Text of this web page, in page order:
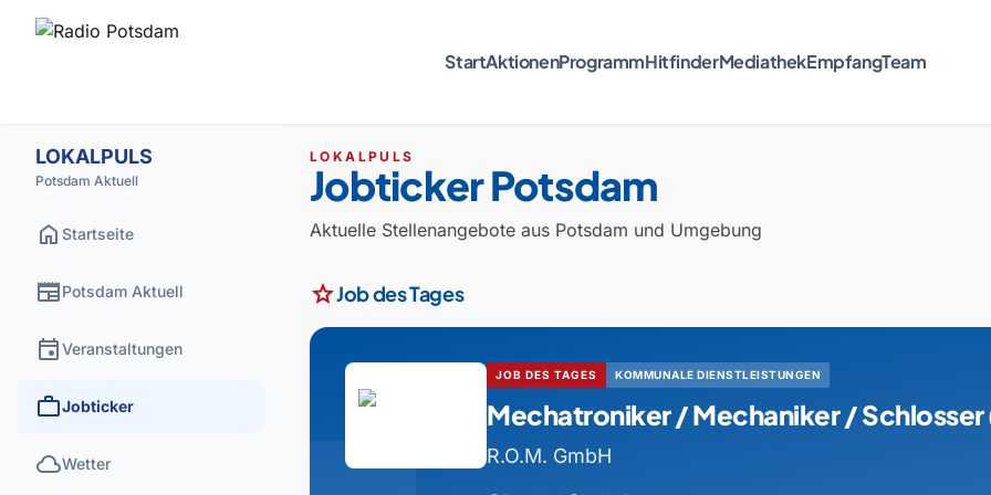
StartAktionenProgrammHitfinderMediathekEmpfangTeam
LOKALPULS
Potsdam Aktuell
home Startseite
newspaperPotsdam Aktuell
eventVeranstaltungen
workJobticker
cloudWetter
LOKALPULS
Jobticker Potsdam
Aktuelle Stellenangebote aus Potsdam und Umgebung
starJob des Tages
JOB DES TAGES KOMMUNALE DIENSTLEISTUNGEN
Mechatroniker / Mechaniker /
R.O.M. GmbH